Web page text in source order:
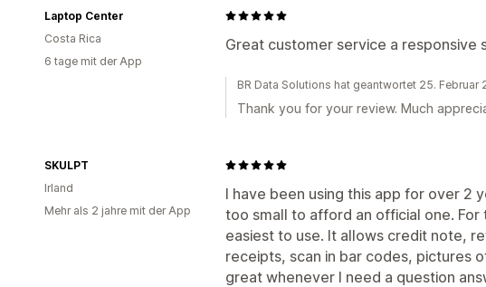
Great customer service a responsive
Laptop Center
Costa Rica
6 tage mit der App
BR Data Solutions hat geantwortet 25. Februar
Thank you for your review. Much
I have been using this app for over 2
too small to afford an official one. For
easiest to use. It allows credit note,
receipts, scan in bar codes, pictures
great whenever I need a question
SKULPT
Irland
Mehr als 2 jahre mit der App